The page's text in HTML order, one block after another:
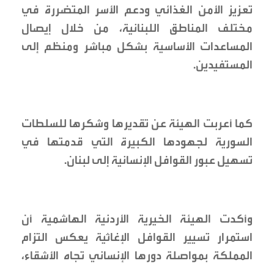
تعزيز الأمن الغذائي ودعم الأسر المتضررة في
مختلف المناطق اللبنانية، من خلال إيصال
المساعدات الأساسية بشكل مباشر ومنظم إلى
المستفيدين.
كما أعربت الهيئة عن تقديرها وشكرها للسلطات
السورية لجهودها الكبيرة التي قدمتها في
تسهيل عبور القوافل الإنسانية إلى لبنان.
وأكدت الهيئة الخيرية الأردنية الهاشمية أن
استمرار تسيير القوافل الإغاثية يعكس التزام
المملكة بمواصلة دورها الإنساني تجاه الأشقاء،